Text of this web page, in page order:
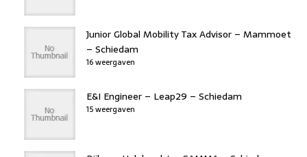
Junior Global Mobility Tax Advisor – Mammoet
– Schiedam
16 weergaven
E&I Engineer – Leap29 – Schiedam
15 weergaven